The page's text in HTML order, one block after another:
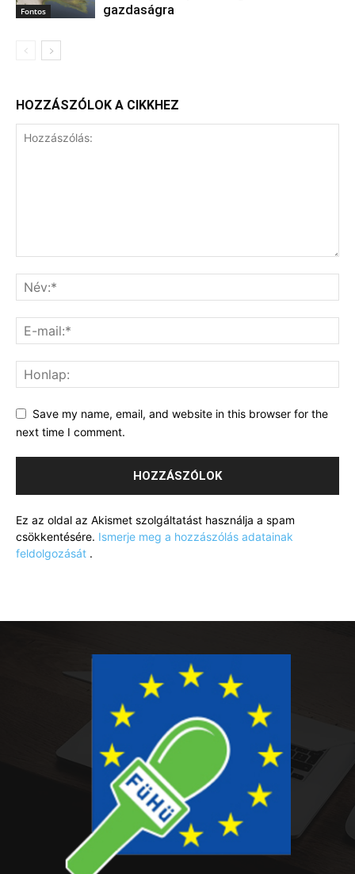
Fontos
gazdaságra
HOZZÁSZÓLOK A CIKKHEZ
Save my name, email, and website in this browser for the
next time I comment.
Ez az oldal az Akismet szolgáltatást használja a spam
csökkentésére. Ismerje meg a hozzászólás adatainak
feldolgozását .